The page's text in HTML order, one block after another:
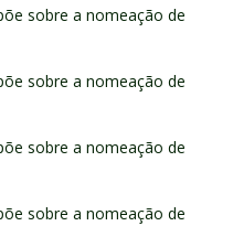
sobre a nomeação de
sobre a nomeação de
sobre a nomeação de
sobre a nomeação de